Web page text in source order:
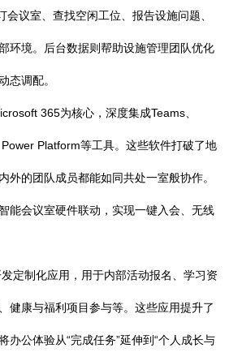
议室、查找空闲工位、报告设施问题、
环境。后台数据则帮助设施管理团队优化
态调配。
365为核心，深度集成Teams、
Platform等工具。这些软件打破了地
外的团队成员都能如同共处一室般协作。
能会议室硬件联动，实现一键入会、无线
定制化应用，用于内部活动报名、学习资
健康与福利项目参与等。这些应用提升了
办公体验从“完成任务”延伸到“个人成长与